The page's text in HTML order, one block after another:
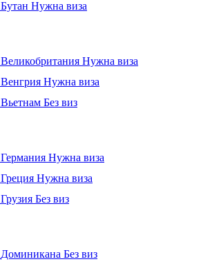
Бутан Нужна виза
Великобритания Нужна виза
Венгрия Нужна виза
Вьетнам Без виз
Германия Нужна виза
Греция Нужна виза
Грузия Без виз
Доминикана Без виз